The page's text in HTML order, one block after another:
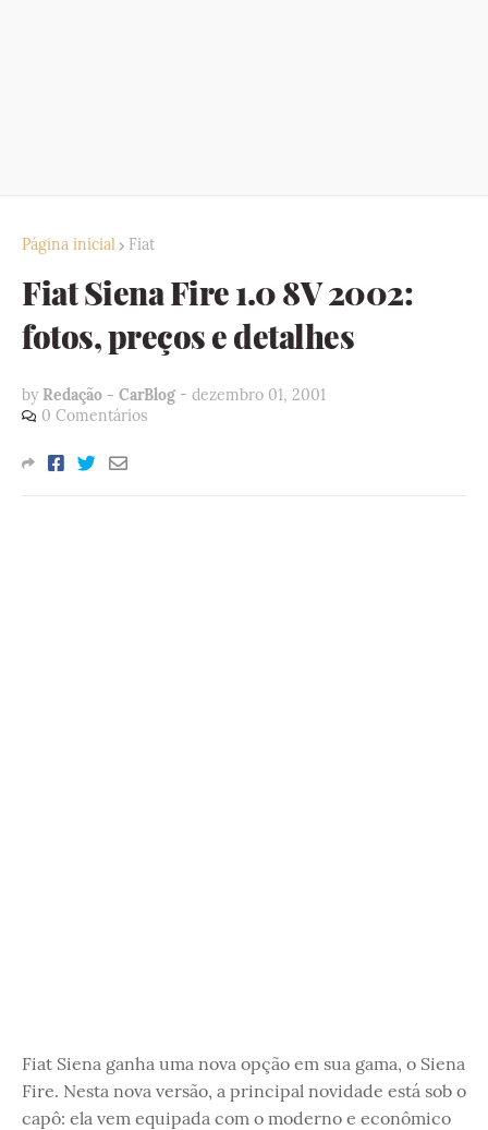
Página inicial Fiat
Fiat Siena Fire 1.0 8V 2002:
fotos, preços e detalhes
by Redação - CarBlog - dezembro 01, 2001
0 Comentários
Fiat Siena ganha uma nova opção em sua gama, o Siena
Fire. Nesta nova versão, a principal novidade está sob o
capô: ela vem equipada com o moderno e econômico